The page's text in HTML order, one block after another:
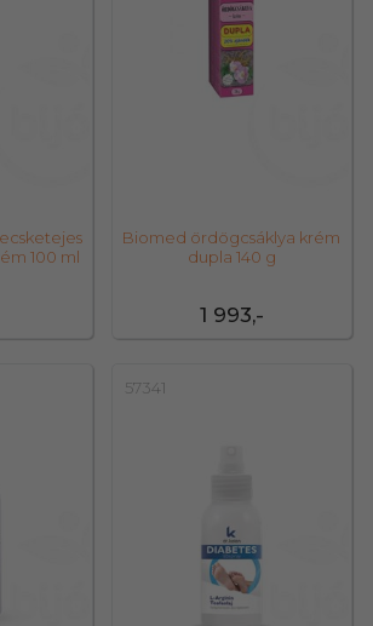
100 ml
1 993,-
Biomed ördögcsáklya krém
dupla 140 g
57341